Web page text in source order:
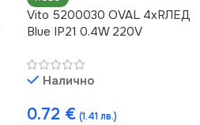
Vito 5200030 OVAL 4xRЛЕД
Blue IP21 0.4W 220V
Налично
0.72 € (1.41 лв.)